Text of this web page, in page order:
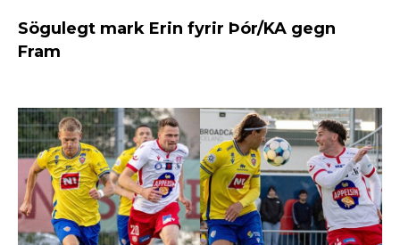
Sögulegt mark Erin fyrir Þór/KA gegn
Fram